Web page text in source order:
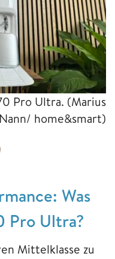
Pro Ultra. (Marius
Nann/ home&smart)
Was
Pro Ultra?
Mittelklasse zu